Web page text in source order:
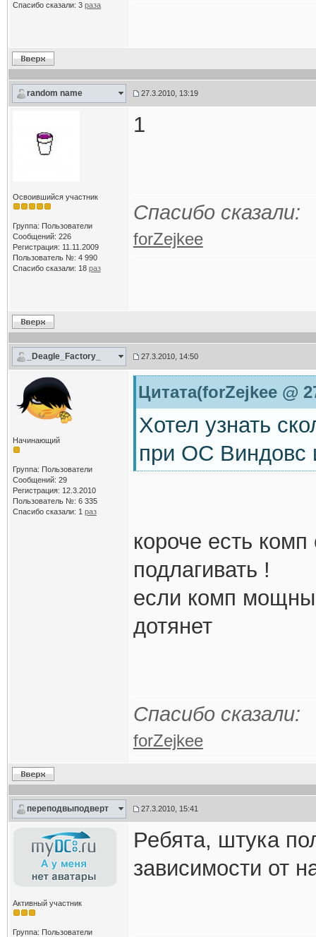
Спасибо сказали: 3 раза
random name 27.3.2010, 13:19
Освоившийся участник
Группа: Пользователи
Сообщений: 226
Регистрация: 11.11.2009
Пользователь №: 4 990
Спасибо сказали: 18 раз
1
Спасибо сказали:
forZejkee
_Deagle_Factory_ 27.3.2010, 14:50
Начинающий
Группа: Пользователи
Сообщений: 29
Регистрация: 12.3.2010
Пользователь №: 6 335
Спасибо сказали: 1 раз
Цитата(forZejkee @
Хотел узнать
при ОС Виндовс
короче есть
подлагивать !
если комп
дотянет
Спасибо сказали:
forZejkee
переподвыподверт 27.3.2010, 15:41
Активный участник
Группа: Пользователи
Ребята, штука
зависимости от